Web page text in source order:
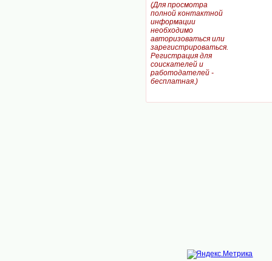
(Для просмотра
полной контактной
информации
необходимо
авторизоваться или
зарегистрироваться.
Регистрация для
соискателей и
работодателей -
бесплатная.)